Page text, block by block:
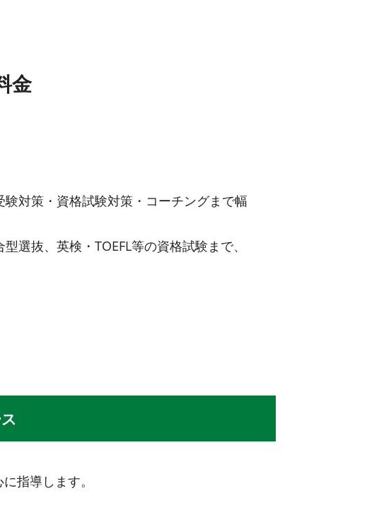
金
対策・資格試験対策・コーチングまで幅
選抜、英検・TOEFL等の資格試験まで、
指導します。